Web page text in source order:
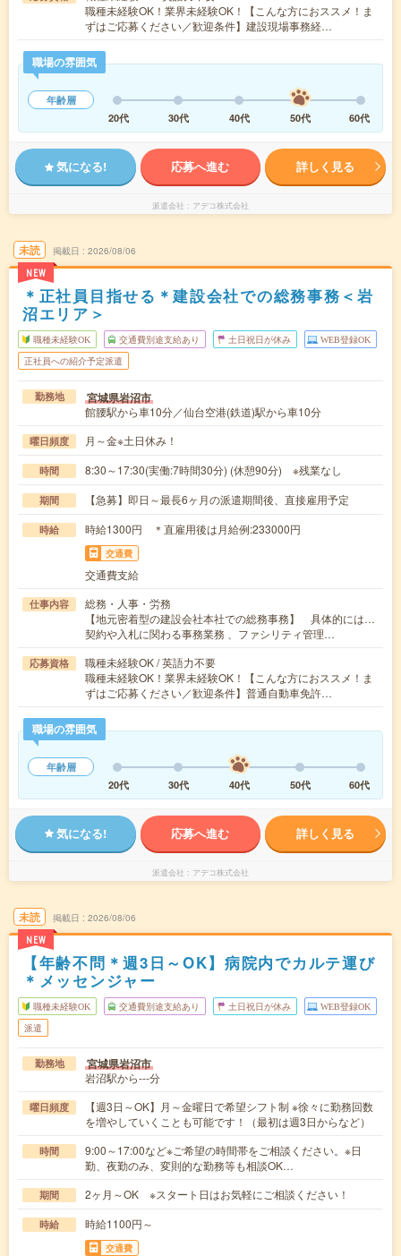
職種未経験OK！業界未経験OK！【こんな方におススメ！ま
ずはご応募ください／歓迎条件】建設現場事務経…
職場の雰囲気
年齢層
20代
30代 40代 50代 60代
気になる! 応募へ進む 詳しく見る
派遣会社 アデコ株式会社
未読
NEW
掲載日 2026/08/06
＊正社員目指せる＊建設会社での総務事務＜岩
沼エリア＞
職種未経験OK 交通費別途支給あり 土日祝日が休み WEB登録OK
正社員への紹介予定派遣
勤務地 宮城県岩沼市
館腰駅から車10分／仙台空港(鉄道)駅から車10分
曜日頻度 月～金※土日休み！
時間 8:30～17:30(実働:7時間30分) (休憩90分) ※残業なし
期間 【急募】即日～最長6ヶ月の派遣期間後、直接雇用予定
時給 時給1300円 ＊直雇用後は月給例:233000円
交通費
交通費支給
仕事内容
総務・人事・労務
【地元密着型の建設会社本社での総務事務】 具体的には…
契約や入札に関わる事務業務 、ファシリティ管理…
応募資格
職種未経験OK / 英語力不要
職種未経験OK！業界未経験OK！【こんな方におススメ！ま
ずはご応募ください／歓迎条件】普通自動車免許…
職場の雰囲気
年齢層
20代
30代 40代 50代 60代
気になる! 応募へ進む 詳しく見る
派遣会社 アデコ株式会社
未読
NEW
掲載日 2026/08/06
【年齢不問＊週3日～OK】病院内でカルテ運び
＊メッセンジャー
職種未経験OK 交通費別途支給あり 土日祝日が休み WEB登録OK
派遣
勤務地 宮城県岩沼市
岩沼駅から---分
曜日頻度
【週3日～OK】月～金曜日で希望シフト制 ※徐々に勤務回数
を増やしていくことも可能です！（最初は週3日からなど）
時間
9:00～17:00など※ご希望の時間帯をご相談ください。※日
勤、夜勤のみ、変則的な勤務等も相談OK…
期間 2ヶ月～OK ※スタート日はお気軽にご相談ください！
時給 時給1100円～
交通費